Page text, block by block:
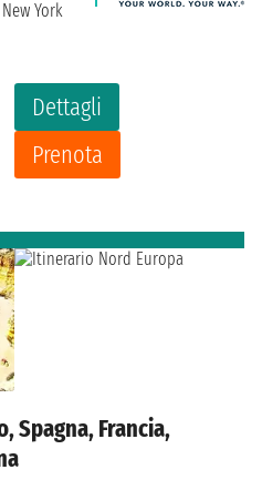
Dettagli
Prenota
New York
Spagna, Francia,